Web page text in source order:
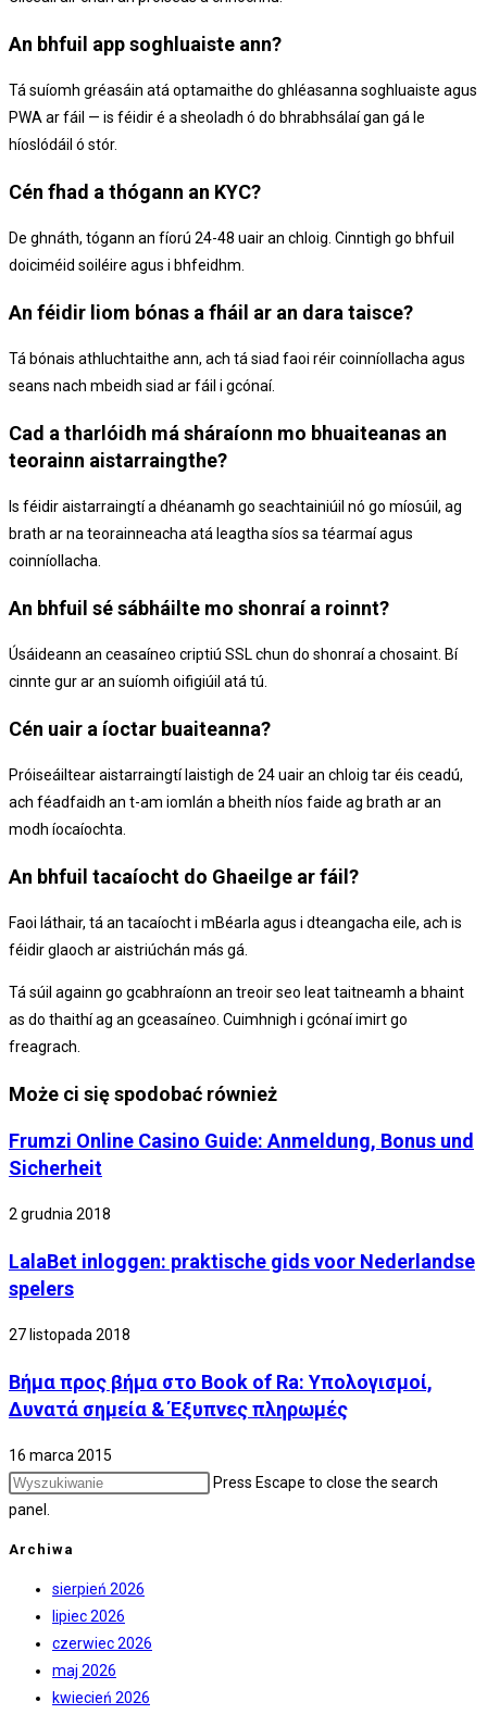
An bhfuil app soghluaiste ann?
Tá suíomh gréasáin atá optamaithe do ghléasanna soghluaiste agus
PWA ar fáil — is féidir é a sheoladh ó do bhrabhsálaí gan gá le
híoslódáil ó stór.
Cén fhad a thógann an KYC?
De ghnáth, tógann an fíorú 24-48 uair an chloig. Cinntigh go bhfuil
doiciméid soiléire agus i bhfeidhm.
An féidir liom bónas a fháil ar an dara taisce?
Tá bónais athluchtaithe ann, ach tá siad faoi réir coinníollacha agus
seans nach mbeidh siad ar fáil i gcónaí.
Cad a tharlóidh má sháraíonn mo bhuaiteanas an
teorainn aistarraingthe?
Is féidir aistarraingtí a dhéanamh go seachtainiúil nó go míosúil, ag
brath ar na teorainneacha atá leagtha síos sa téarmaí agus
coinníollacha.
An bhfuil sé sábháilte mo shonraí a roinnt?
Úsáideann an ceasaíneo criptiú SSL chun do shonraí a chosaint. Bí
cinnte gur ar an suíomh oifigiúil atá tú.
Cén uair a íoctar buaiteanna?
Próiseáiltear aistarraingtí laistigh de 24 uair an chloig tar éis ceadú,
ach féadfaidh an t-am iomlán a bheith níos faide ag brath ar an
modh íocaíochta.
An bhfuil tacaíocht do Ghaeilge ar fáil?
Faoi láthair, tá an tacaíocht i mBéarla agus i dteangacha eile, ach is
féidir glaoch ar aistriúchán más gá.
Tá súil againn go gcabhraíonn an treoir seo leat taitneamh a bhaint
as do thaithí ag an gceasaíneo. Cuimhnigh i gcónaí imirt go
freagrach.
Może ci się spodobać również
Frumzi Online Casino Guide: Anmeldung, Bonus und
Sicherheit
2 grudnia 2018
LalaBet inloggen: praktische gids voor Nederlandse
spelers
27 listopada 2018
Βήμα προς βήμα στο Book of Ra: Υπολογισμοί,
Δυνατά σημεία & Έξυπνες πληρωμές
16 marca 2015
Press Escape to close the search
panel.
Archiwa
sierpień 2026
lipiec 2026
czerwiec 2026
maj 2026
kwiecień 2026